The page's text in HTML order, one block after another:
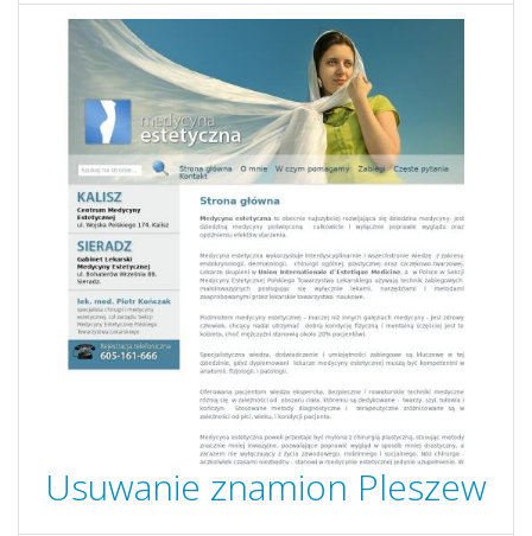
Usuwanie znamion Pleszew